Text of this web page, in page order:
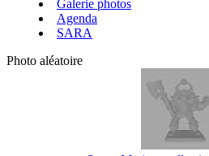
Galerie photos
Agenda
SARA
Photo aléatoire